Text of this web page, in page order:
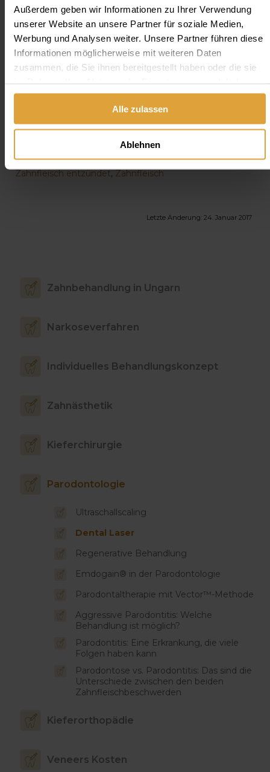
Außerdem geben wir Informationen zu Ihrer Verwendung
unserer Website an unsere Partner für soziale Medien,
Werbung und Analysen weiter. Unsere Partner führen diese
Informationen möglicherweise mit weiteren Daten
zusammen, die Sie ihnen bereitgestellt haben oder die sie
im Rahmen Ihrer Nutzung der Dienste gesammelt haben.
Alle zulassen
Ablehnen
Augen ist.
Tags: Parodontitis,Zahnfleisch Regenerieren,
Zahnfleisch entzündet,Zahnfleisch
Letzte Änderung: 24. Januar 2017
Zahnbehandlung in Ungarn
Narkoseverfahren
Individuelles Behandlungskonzept
Zahnästhetik
Kieferchirurgie
Parodontologie
Ultraschallscaling
Dental Laser
Regenerative Behandlung
Emdogain® in der Parodontologie
Parodontaltherapie mit Vector™-Methode
Aggressive Parodontitis: Welche
Behandlung ist möglich?
Parodontitis: Eine Erkrankung, die viele
Folgen haben kann
Parodontose vs. Parodontitis: Das sind die
Unterschiede zwischen den beiden
Zahnfleischbeschwerden
Kieferorthopädie
Veneers Kosten